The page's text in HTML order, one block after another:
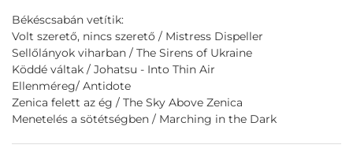
Békéscsabán vetítik:
Volt szerető, nincs szerető / Mistress Dispeller
Sellőlányok viharban / The Sirens of Ukraine
Köddé váltak / Johatsu - Into Thin Air
Ellenméreg/ Antidote
Zenica felett az ég / The Sky Above Zenica
Menetelés a sötétségben / Marching in the Dark